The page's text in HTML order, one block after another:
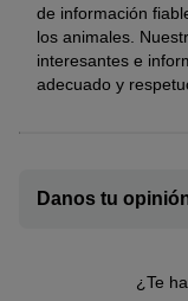
de información
los animales.
interesantes e
adecuado y
Danos tu
¿Te